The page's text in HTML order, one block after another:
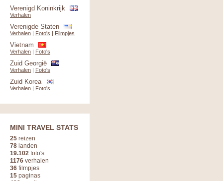
Verenigd Koninkrijk
Verhalen
Verenigde Staten
Verhalen | Foto's | Filmpjes
Vietnam
Verhalen | Foto's
Zuid Georgië
Verhalen | Foto's
Zuid Korea
Verhalen | Foto's
MINI TRAVEL STATS
25 reizen
78 landen
19.102 foto's
1176 verhalen
36 filmpjes
15 paginas